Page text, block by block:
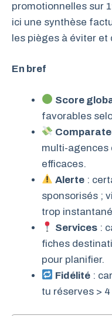
promotionnelles sur
ici une synthèse
les pièges à éviter
En bref
Score
favorables
multi-agences
efficaces.
Alerte :
sponsorisés ;
trop
Services :
fiches
pour planifier.
Fidélité :
tu réserves >